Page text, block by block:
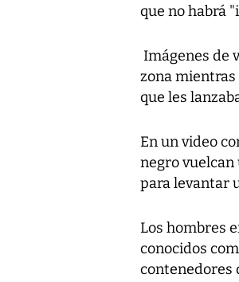
que no habrá
Imágenes de
zona
que les
En un video
negro
para levantar
Los hombres
conocidos
contenedores